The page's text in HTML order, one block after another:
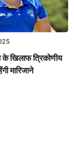
खिलाफ त्रिकोणीय
मारिजाने